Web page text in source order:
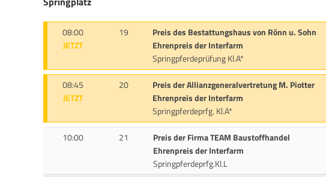
08:00
JETZT
19
Preis des Bestattungshaus von Rönn u. Sohn
Ehrenpreis der Interfarm
Springpferdeprüfung Kl.A*
08:45
JETZT
20
Preis der Allianzgeneralvertretung M. Piotter
Ehrenpreis der Interfarm
Springpferdeprfg. Kl.A*
10:00 21
Preis der Firma TEAM Baustoffhandel
Ehrenpreis der Interfarm
Springpferdeprfg.Kl.L